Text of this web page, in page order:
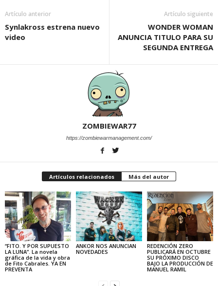
Artículo anterior
Synlakross estrena nuevo
video
Artículo siguiente
WONDER WOMAN
ANUNCIA TITULO PARA SU
SEGUNDA ENTREGA
ZOMBIEWAR77
https://zombiewarmanagement.com/
Artículos relacionados Más del autor
“FITO. Y POR SUPUESTO
LA LUNA”. La novela
gráfica de la vida y obra
de Fito Cabrales. YA EN
PREVENTA
ANKOR NOS ANUNCIAN
NOVEDADES
REDENCIÓN ZERO
PUBLICARÁ EN OCTUBRE
SU PRÓXIMO DISCO
BAJO LA PRODUCCIÓN DE
MANUEL RAMIL